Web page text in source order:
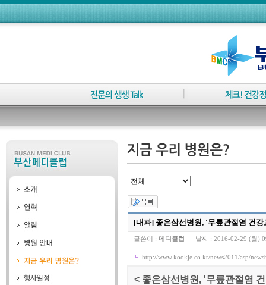
[내과] 좋은삼선병원, '무릎관절염 건
글쓴이 : 메디클럽 날짜 : 2016-02-29 (월)
http://www.kookje.co.kr/news2011/asp/
< 좋은삼선병원, '무릎관절염